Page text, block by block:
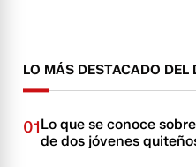
LO MÁS DESTACADO DEL
01Lo que se conoce
de dos jóvenes